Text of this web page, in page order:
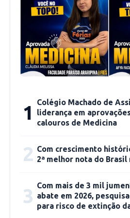
Rafael destacou o empenho
que se arrastava há 28 anos.
poliesportivo do interior
fazendo jus à grandeza da
revelados, nas diversas
como futsal, vôlei e
A infraestrutura do
1
Colégio Machado de
liderança em
calouros de Medicina
2 Com crescimento
2ª melhor nota do Brasil
3 Com mais de 3 mil
abate em 2026,
para risco de extinção